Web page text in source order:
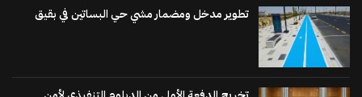
تطوير مدخل ومضمار مشي حي البساتين في بقيق